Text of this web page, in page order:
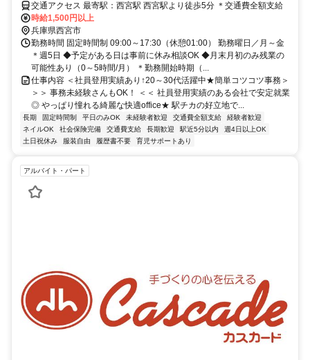
交通アクセス 最寄駅：西宮駅 西宮駅より徒歩5分 ＊交通費全額支給
時給1,500円以上
兵庫県西宮市
勤務時間 固定時間制 09:00～17:30（休憩01:00） 勤務曜日／月～金
＊週5日 ◆予定がある日は事前に休み相談OK ◆月末月初のみ残業の
可能性あり（0～5時間/月） ＊勤務開始時期（...
仕事内容 ＜社員登用実績あり↑20～30代活躍中★簡単コツコツ事務＞
＞＞ 事務未経験さんもOK！ ＜＜ 社員登用実績のある会社で安定就業
◎ やっぱり憧れる綺麗な快適office★ 駅チカの好立地で...
長期 固定時間制 平日のみOK 未経験者歓迎 交通費全額支給
経験者歓迎
ネイルOK
社会保険完備 交通費支給 長期歓迎 駅近5分以内
週4日以上OK
土日祝休み
服装自由 履歴書不要 育児サポートあり
アルバイト・パート